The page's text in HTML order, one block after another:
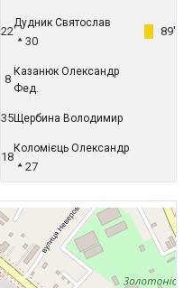
22
Дудник Святослав
30
89'
8
Казанюк Олександр
Фед.
35Щербина Володимир
18
Коломієць Олександр
27